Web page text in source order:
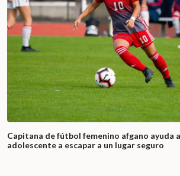
Capitana de fútbol femenino afgano ayuda
adolescente a escapar a un lugar seguro